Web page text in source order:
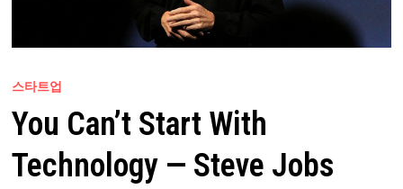
스타트업
You Can’t Start With
Technology — Steve Jobs